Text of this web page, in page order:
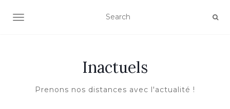
AFFICHER/MASQUER LA NAVIGATION
Inactuels
Prenons nos distances avec l'actualité !